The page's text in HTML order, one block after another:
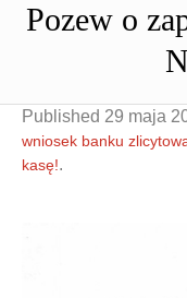
Pozew o
Published 29 maja
wniosek banku
kasę!.